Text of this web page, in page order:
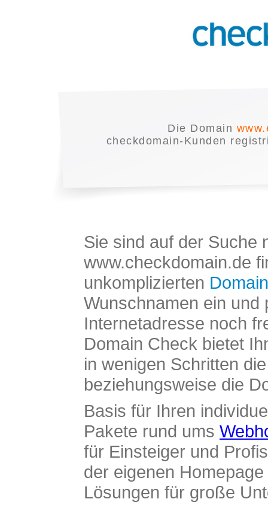
Die Domain
checkdomain-Kunden
Sie sind auf der Suche
www.checkdomain.de
unkomplizierten
Wunschnamen ein und
Internetadresse noch
Domain Check bietet
in wenigen Schritten
beziehungsweise die
Basis für Ihren
Pakete rund ums
für Einsteiger und
der eigenen
Lösungen für große